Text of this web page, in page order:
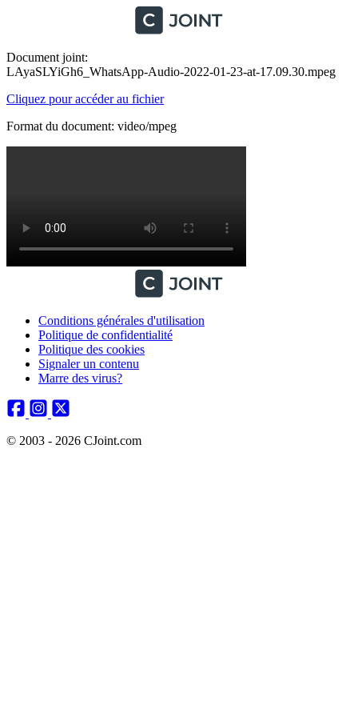
Document joint:
LAyaSLYiGh6_WhatsApp-Audio-2022-01-23-at-17.09.30.mpeg
Cliquez pour accéder au fichier
Format du document: video/mpeg
Conditions générales d'utilisation
Politique de confidentialité
Politique des cookies
Signaler un contenu
Marre des virus?
© 2003 - 2026 CJoint.com